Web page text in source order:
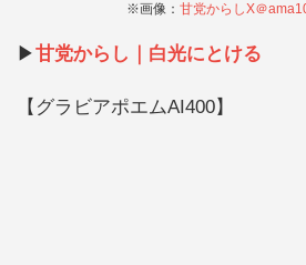
※画像： 甘党からしX＠
▶︎甘党からし｜白光にとける
【グラビアポエムAI400】